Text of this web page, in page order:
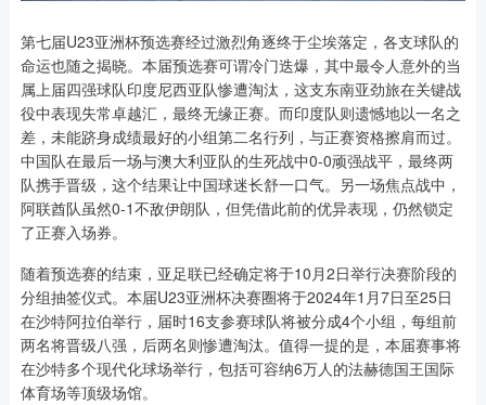
第七届U23亚洲杯预选赛经过激烈角逐终于尘埃落定，各支球队的
命运也随之揭晓。本届预选赛可谓冷门迭爆，其中最令人意外的当
属上届四强球队印度尼西亚队惨遭淘汰，这支东南亚劲旅在关键战
役中表现失常卓越汇，最终无缘正赛。而印度队则遗憾地以一名之
差，未能跻身成绩最好的小组第二名行列，与正赛资格擦肩而过。
中国队在最后一场与澳大利亚队的生死战中0-0顽强战平，最终两
队携手晋级，这个结果让中国球迷长舒一口气。另一场焦点战中，
阿联酋队虽然0-1不敌伊朗队，但凭借此前的优异表现，仍然锁定
了正赛入场券。
随着预选赛的结束，亚足联已经确定将于10月2日举行决赛阶段的
分组抽签仪式。本届U23亚洲杯决赛圈将于2024年1月7日至25日
在沙特阿拉伯举行，届时16支参赛球队将被分成4个小组，每组前
两名将晋级八强，后两名则惨遭淘汰。值得一提的是，本届赛事将
在沙特多个现代化球场举行，包括可容纳6万人的法赫德国王国际
体育场等顶级场馆。